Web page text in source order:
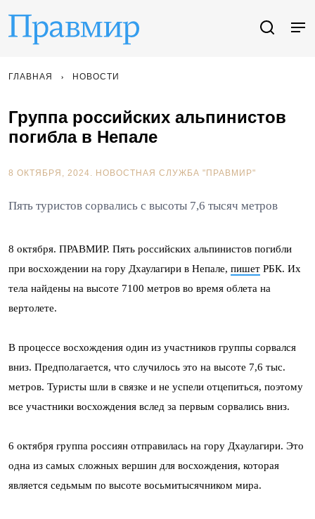
ГЛАВНАЯ НОВОСТИ
Группа российских альпинистов
погибла в Непале
8 ОКТЯБРЯ, 2024. НОВОСТНАЯ СЛУЖБА "ПРАВМИР"
Пять туристов сорвались с высоты 7,6 тысяч метров
8 октября. ПРАВМИР. Пять российских альпинистов погибли
при восхождении на гору Дхаулагири в Непале, пишет РБК. Их
тела найдены на высоте 7100 метров во время облета на
вертолете.
В процессе восхождения один из участников группы сорвался
вниз. Предполагается, что случилось это на высоте 7,6 тыс.
метров. Туристы шли в связке и не успели отцепиться, поэтому
все участники восхождения вслед за первым сорвались вниз.
6 октября группа россиян отправилась на гору Дхаулагири. Это
одна из самых сложных вершин для восхождения, которая
является седьмым по высоте восьмитысячником мира.